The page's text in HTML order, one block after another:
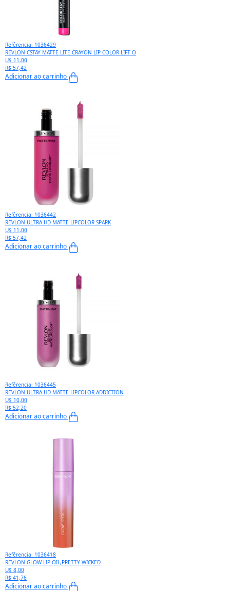
Refêrencia: 1036429
REVLON CSTAY MATTE LITE CRAYON LIP COLOR LIFT O
U$ 11,00
R$ 57,42
Adicionar ao carrinho
Refêrencia: 1036442
REVLON ULTRA HD MATTE LIPCOLOR SPARK
U$ 11,00
R$ 57,42
Adicionar ao carrinho
Refêrencia: 1036445
REVLON ULTRA HD MATTE LIPCOLOR ADDICTION
U$ 10,00
R$ 52,20
Adicionar ao carrinho
Refêrencia: 1036418
REVLON GLOW LIP OIL,PRETTY WICKED
U$ 8,00
R$ 41,76
Adicionar ao carrinho